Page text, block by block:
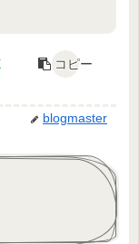
コピー
blogmaster